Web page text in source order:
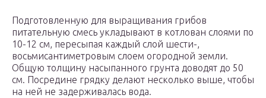
Подготовленную для выращивания грибов
питательную смесь укладывают в котлован слоями по
10-12 см, пересыпая каждый слой шести-,
восьмисантиметровым слоем огородной земли.
Общую толщину насыпанного грунта доводят до 50
см. Посредине грядку делают несколько выше, чтобы
на ней не задерживалась вода.